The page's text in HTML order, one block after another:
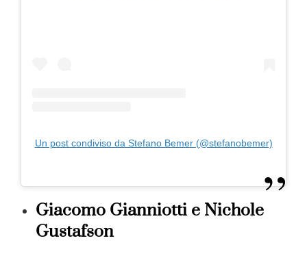
Un post condiviso da Stefano Bemer (@stefanobemer)
Giacomo Gianniotti e Nichole
Gustafson